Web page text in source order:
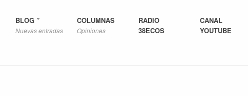
BLOG
Nuevas entradas
COLUMNAS
Opiniones
RADIO
38ECOS
CANAL
YOUTUBE